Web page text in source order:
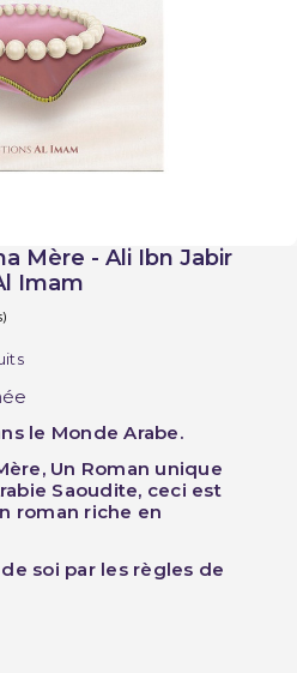
Mère - Ali Ibn Jabir
Imam
(1 avis)
le Monde Arabe.
Un Roman unique
Saoudite, ceci est
roman riche en
soi par les règles de